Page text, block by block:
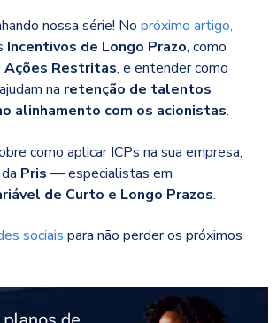
nossa série! No próximo artigo,
Incentivos de Longo Prazo, como
Ações Restritas, e entender como
na retenção de talentos
alinhamento com os acionistas.
como aplicar ICPs na sua empresa,
Pris — especialistas em
de Curto e Longo Prazos.
sociais para não perder os próximos